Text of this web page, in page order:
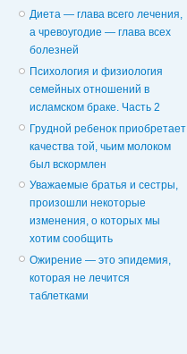
Диета — глава всего лечения,
а чревоугодие — глава всех
болезней
Психология и физиология
семейных отношений в
исламском браке. Часть 2
Грудной ребенок приобретает
качества той, чьим молоком
был вскормлен
Уважаемые братья и сестры,
произошли некоторые
изменения, о которых мы
хотим сообщить
Ожирение — это эпидемия,
которая не лечится
таблетками